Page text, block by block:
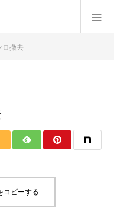
ロ撤去
コピーする